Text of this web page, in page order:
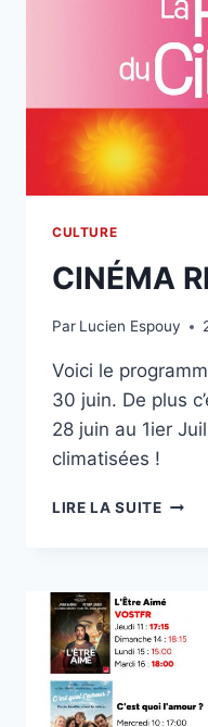
CULTURE
CINÉMA
Par Lucien Espouy
Voici le
30 juin. De plus
28 juin au 1ier
climatisées !
LIRE LA SUITE